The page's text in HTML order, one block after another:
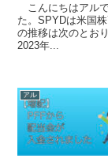
こんにちはアル
た。SPYDは米国
の推移は次のとお
2023年...
アル